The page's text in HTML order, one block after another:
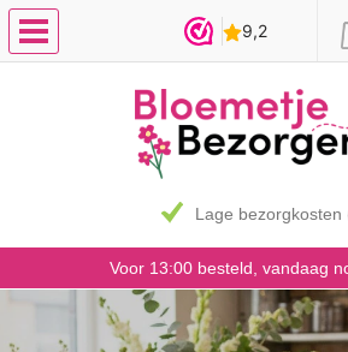
Lage bezorgkosten
Voor 13:00 besteld, vandaag